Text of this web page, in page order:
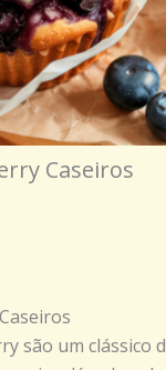
Caseiros
são um clássico